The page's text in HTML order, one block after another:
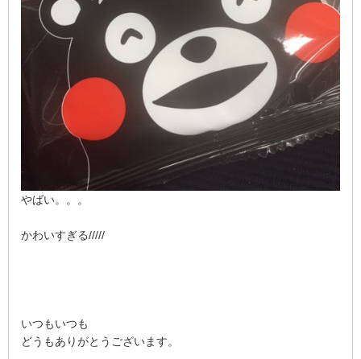
やばい。。。
かわいすぎる/////
いつもいつも
どうもありがとうございます。